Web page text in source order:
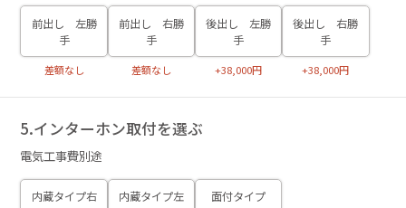
前出し 左勝
手
差額なし
前出し 右勝
手
差額なし
後出し 左勝
手
+38,000円
後出し 右勝
手
+38,000円
5.インターホン取付を選ぶ
電気工事費別途
内蔵タイプ右 内蔵タイプ左 面付タイプ